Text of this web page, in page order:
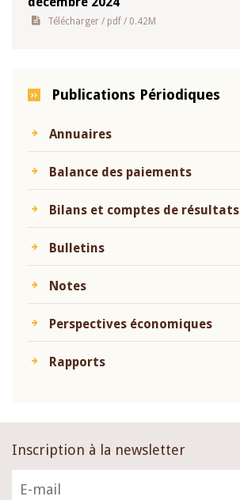
Télécharger / pdf / 0.42M
Publications Périodiques
Annuaires
Balance des paiements
Bilans et comptes de résultats
Bulletins
Notes
Perspectives économiques
Rapports
Inscription à la newsletter